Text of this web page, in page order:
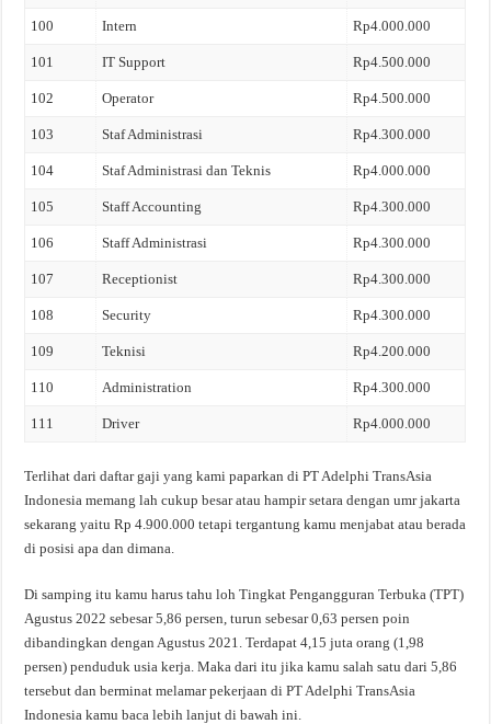
100 Intern Rp4.000.000
101 IT Support Rp4.500.000
102 Operator Rp4.500.000
103 Staf Administrasi Rp4.300.000
104 Staf Administrasi dan Teknis Rp4.000.000
105 Staff Accounting Rp4.300.000
106 Staff Administrasi Rp4.300.000
107 Receptionist Rp4.300.000
108 Security Rp4.300.000
109 Teknisi Rp4.200.000
110 Administration Rp4.300.000
111 Driver Rp4.000.000
Terlihat dari daftar gaji yang kami paparkan di PT Adelphi TransAsia
Indonesia memang lah cukup besar atau hampir setara dengan umr jakarta
sekarang yaitu Rp 4.900.000 tetapi tergantung kamu menjabat atau berada
di posisi apa dan dimana.
Di samping itu kamu harus tahu loh Tingkat Pengangguran Terbuka (TPT)
Agustus 2022 sebesar 5,86 persen, turun sebesar 0,63 persen poin
dibandingkan dengan Agustus 2021. Terdapat 4,15 juta orang (1,98
persen) penduduk usia kerja. Maka dari itu jika kamu salah satu dari 5,86
tersebut dan berminat melamar pekerjaan di PT Adelphi TransAsia
Indonesia kamu baca lebih lanjut di bawah ini.